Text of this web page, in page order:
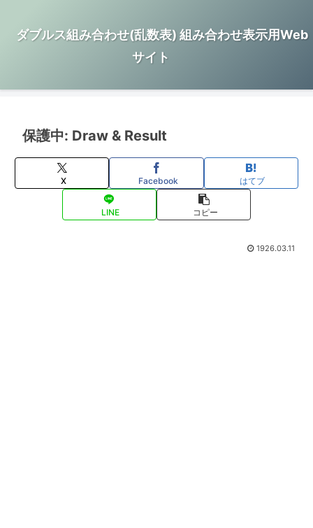
ダブルス組み合わせ(乱数表) 組み合わせ表示用Web
サイト
保護中: Draw & Result
X Facebook はてブ
LINE コピー
1926.03.11